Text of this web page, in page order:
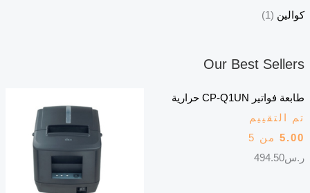
كوالين (1)
Our Best Sellers
طابعة فواتير CP-Q1UN حرارية
تم التقييم
5.00من 5
ر.س494.50